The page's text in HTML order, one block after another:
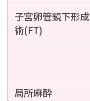
子宮卵管鏡下形成
術(FT)
局所麻酔